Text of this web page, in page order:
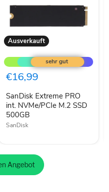
Ausverkauft
SanDisk
Extreme
PRO
int.
NVMe/PCIe
SSD
500GB
€16,99
SanDisk Extreme PRO
int. NVMe/PCIe M.2 SSD
500GB
SanDisk
Angebot